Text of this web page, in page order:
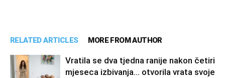
RELATED ARTICLES MORE FROM AUTHOR
Vratila se dva tjedna ranije nakon četiri
mjeseca izbivanja… otvorila vrata svoje